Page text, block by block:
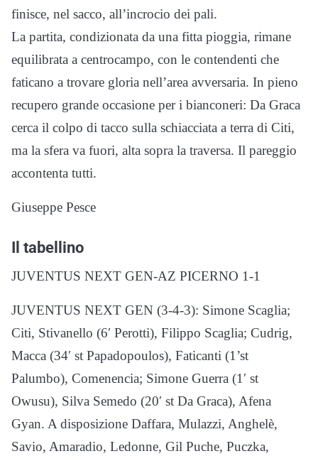
finisce, nel sacco, all’incrocio dei pali.
La partita, condizionata da una fitta pioggia, rimane
equilibrata a centrocampo, con le contendenti che
faticano a trovare gloria nell’area avversaria. In pieno
recupero grande occasione per i bianconeri: Da Graca
cerca il colpo di tacco sulla schiacciata a terra di Citi,
ma la sfera va fuori, alta sopra la traversa. Il pareggio
accontenta tutti.
Giuseppe Pesce
Il tabellino
JUVENTUS NEXT GEN-AZ PICERNO 1-1
JUVENTUS NEXT GEN (3-4-3): Simone Scaglia;
Citi, Stivanello (6′ Perotti), Filippo Scaglia; Cudrig,
Macca (34′ st Papadopoulos), Faticanti (1’st
Palumbo), Comenencia; Simone Guerra (1′ st
Owusu), Silva Semedo (20′ st Da Graca), Afena
Gyan. A disposizione Daffara, Mulazzi, Anghelè,
Savio, Amaradio, Ledonne, Gil Puche, Puczka,